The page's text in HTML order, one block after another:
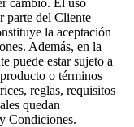
parte del Cliente
la aceptación
Además, en la
puede estar sujeto a
o términos
reglas, requisitos
quedan
Condiciones.